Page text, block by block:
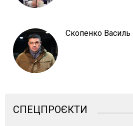
Скопенко Василь
СПЕЦПРОЄКТИ